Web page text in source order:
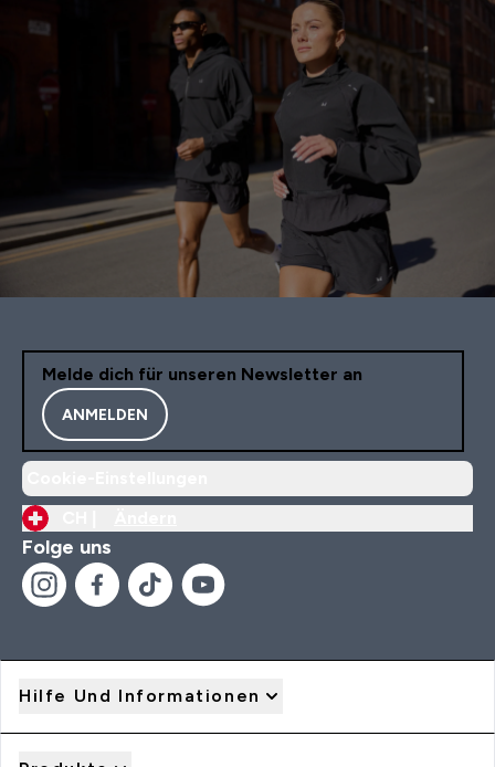
Melde dich für unseren Newsletter an
ANMELDEN
Folge uns
Hilfe Und Informationen